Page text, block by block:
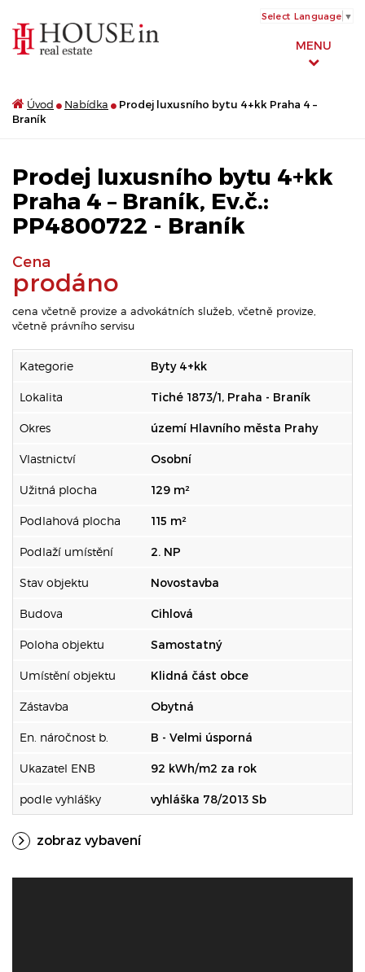
MENU
Select Language ▼
Úvod Nabídka
Prodej luxusního bytu 4+kk Praha 4 –
Braník
Prodej luxusního bytu 4+kk
Praha 4 – Braník, Ev.č.:
PP4800722 - Braník
Cena
prodáno
cena včetně provize a advokátních služeb, včetně provize,
včetně právního servisu
Kategorie Byty 4+kk
Lokalita Tiché 1873/1, Praha - Braník
Okres území Hlavního města Prahy
Vlastnictví Osobní
Užitná plocha 129 m²
Podlahová plocha 115 m²
Podlaží umístění 2. NP
Stav objektu Novostavba
Budova Cihlová
Poloha objektu Samostatný
Umístění objektu Klidná část obce
Zástavba Obytná
En. náročnost b. B - Velmi úsporná
Ukazatel ENB 92 kWh/m2 za rok
podle vyhlášky vyhláška 78/2013 Sb
zobraz vybavení